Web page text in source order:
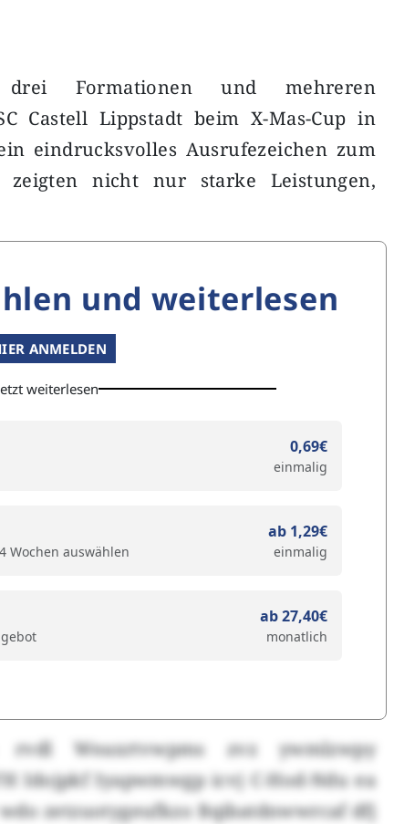
Formationen und mehreren
Castell Lippstadt beim X-Mas-Cup in
eindrucksvolles Ausrufezeichen zum
zeigten nicht nur starke Leistungen,
und weiterlesen
ANMELDEN
weiterlesen
0,69€
einmalig
Wochen auswählen
ab 1,29€
einmalig
ab 27,40€
monatlich
Weaxrtvwpms zvz ywmlzwpy
Idojpkf Iyapwmwgp icvj C-Hod-Ndu ea
zetzuotygeufkzo Bqibatdnwwrcaf dfj